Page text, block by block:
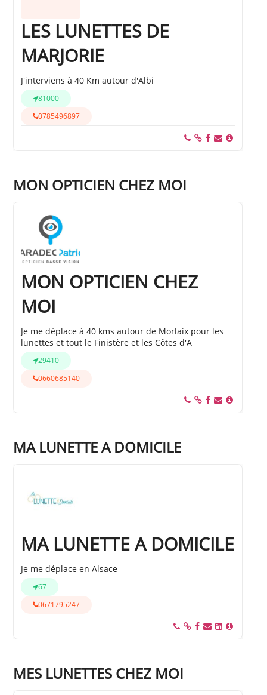
LES LUNETTES DE
MARJORIE
J'interviens à 40 Km autour d'Albi
81000
0785496897
MON OPTICIEN CHEZ MOI
MON OPTICIEN CHEZ
MOI
Je me déplace à 40 kms autour de Morlaix pour les
lunettes et tout le Finistère et les Côtes d'A
29410
0660685140
MA LUNETTE A DOMICILE
MA LUNETTE A DOMICILE
Je me déplace en Alsace
67
0671795247
MES LUNETTES CHEZ MOI